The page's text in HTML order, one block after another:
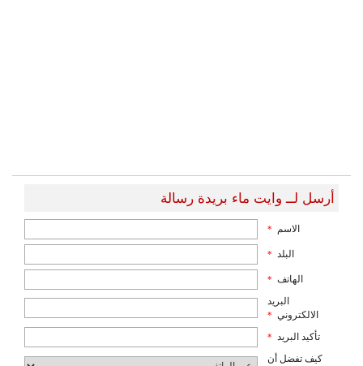
أرسل لــ وايت ماء بريدة رسالة
الاسم *
البلد *
الهاتف *
البريد
الالكتروني *
تأكيد البريد *
كيف تفضل أن